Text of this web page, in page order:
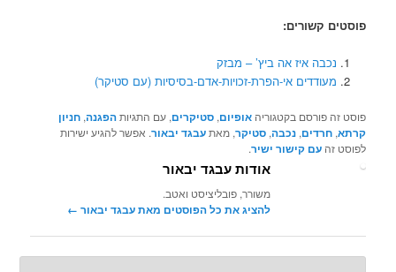
פוסטים קשורים:
נכבה איז אה ביץ’ – מבזק
מעודדים אי-הפרת-זכויות-אדם-בסיסיות (עם סטיקר)
פוסט זה פורסם בקטגוריהאופיום,סטיקרים, עם התגיותהפגנה,חניון
קרתא,חרדים,נכבה,סטיקר, מאתעבגד יבאור. אפשר להגיע ישירות
לפוסט זהעם קישור ישיר.
אודות עבגד יבאור
משורר, פובליציסט ואטב.
להציג את כל הפוסטים מאת עבגד יבאור‏ ←